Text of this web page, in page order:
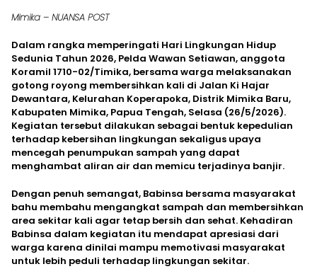
Mimika – NUANSA POST
Dalam rangka memperingati Hari Lingkungan Hidup
Sedunia Tahun 2026, Pelda Wawan Setiawan, anggota
Koramil 1710-02/Timika, bersama warga melaksanakan
gotong royong membersihkan kali di Jalan Ki Hajar
Dewantara, Kelurahan Koperapoka, Distrik Mimika Baru,
Kabupaten Mimika, Papua Tengah, Selasa (26/5/2026).
Kegiatan tersebut dilakukan sebagai bentuk kepedulian
terhadap kebersihan lingkungan sekaligus upaya
mencegah penumpukan sampah yang dapat
menghambat aliran air dan memicu terjadinya banjir.
Dengan penuh semangat, Babinsa bersama masyarakat
bahu membahu mengangkat sampah dan membersihkan
area sekitar kali agar tetap bersih dan sehat. Kehadiran
Babinsa dalam kegiatan itu mendapat apresiasi dari
warga karena dinilai mampu memotivasi masyarakat
untuk lebih peduli terhadap lingkungan sekitar.